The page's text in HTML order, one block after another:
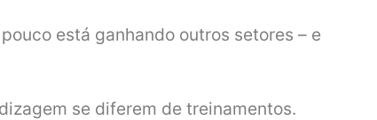
está ganhando outros setores – e
se diferem de treinamentos.